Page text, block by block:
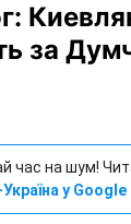
за
час на шум!
у Google